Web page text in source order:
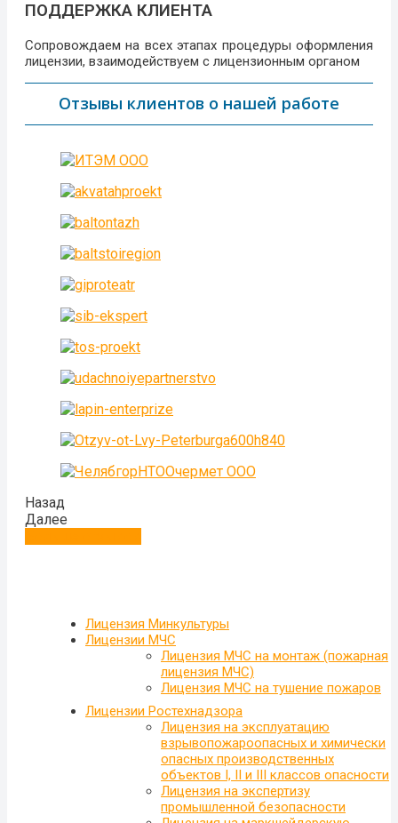
ПОДДЕРЖКА КЛИЕНТА
Сопровождаем на всех этапах процедуры оформления
лицензии, взаимодействуем с лицензионным органом
Отзывы клиентов о нашей работе
Назад
Далее
Лицензия Минкультуры
Лицензии МЧС
Лицензия МЧС на монтаж (пожарная
лицензия МЧС)
Лицензия МЧС на тушение пожаров
Лицензии Ростехнадзора
Лицензия на эксплуатацию
взрывопожароопасных и химически
опасных производственных
объектов I, II и III классов опасности
Лицензия на экспертизу
промышленной безопасности